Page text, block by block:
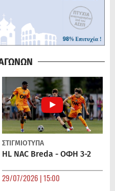
ΣΤΙΓΜΙΟΤΥΠΑ
HL NAC Breda - ΟΦΗ 3-2
29/07/2026 | 15:00